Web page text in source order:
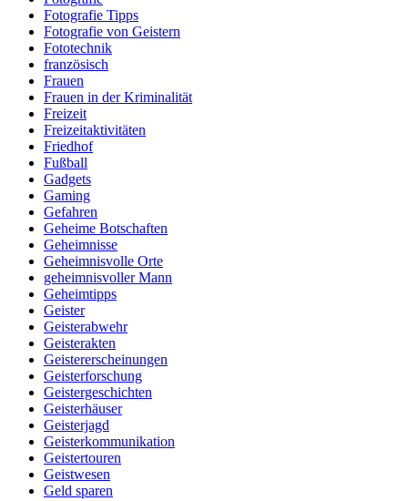
Fotografie Tipps
Fotografie von Geistern
Fototechnik
französisch
Frauen
Frauen in der Kriminalität
Freizeit
Freizeitaktivitäten
Friedhof
Fußball
Gadgets
Gaming
Gefahren
Geheime Botschaften
Geheimnisse
Geheimnisvolle Orte
geheimnisvoller Mann
Geheimtipps
Geister
Geisterabwehr
Geisterakten
Geistererscheinungen
Geisterforschung
Geistergeschichten
Geisterhäuser
Geisterjagd
Geisterkommunikation
Geistertouren
Geistwesen
Geld sparen